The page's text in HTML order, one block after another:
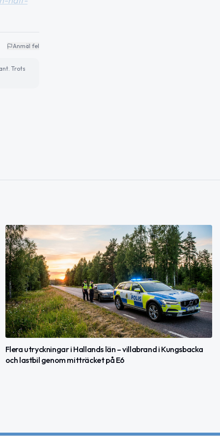
Anmäl fel
Trots
Flera utryckningar i Hallands län – villabrand i Kungsbacka
och lastbil genom mitträcket på E6